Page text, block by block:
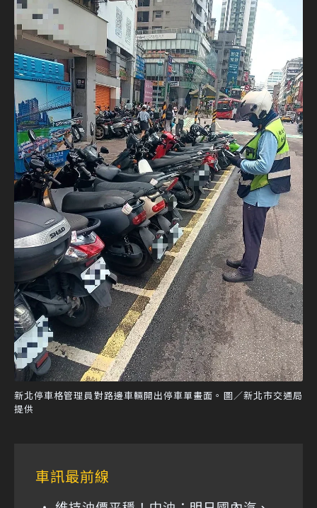
新北停車格管理員對路邊車輛開出停車單畫面。圖／新北市交通局
提供
車訊最前線